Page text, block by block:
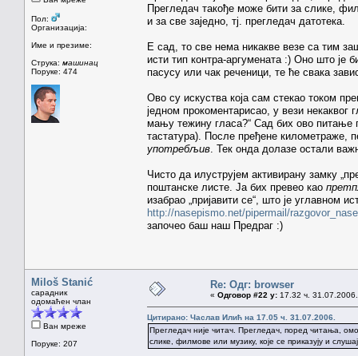
Пол:
Организација:
Име и презиме:
Струка: машинац
Поруке: 474
Прегледач такође може бити за слике,
и за све заједно, тј. прегледач датотека.
Е сад, то све нема никакве везе са тим
исти тип контра-аргумената :) Оно што је
пасусу или чак реченици, те ће свака
Ово су искуства која сам стекао током
једном прокоментарисао, у вези
мању тежину гласа?“ Сад бих ово питање
тастатура). После пређене километраже,
употребљив . Тек онда долазе остали
Чисто да илуструјем активирану замку
поштанске листе. Ја бих превео као
изабрао „пријавити се“, што је углавном
http://nasepismo.net/pipermail/
започео баш наш Предраг :)
Miloš Stanić
сарадник
одомаћен члан
Ван мреже
Поруке: 207
Re: Одг: browser
« Одговор #22 у: 17.32 ч.
Цитирано: Часлав Илић на 17.05 ч. 31.07.2006.
Прегледач није читач. Прегледач, поред читања,
слике, филмове или музику, које се приказују и